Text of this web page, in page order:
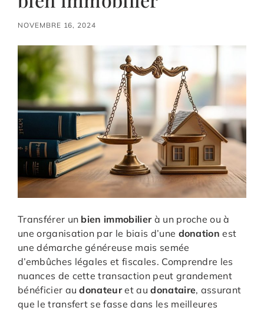
NOVEMBRE 16, 2024
Transférer un bien immobilierà un proche ou à
une organisation par le biais d’une donation est
une démarche généreuse mais semée
d’embûches légales et fiscales. Comprendre les
nuances de cette transaction peut grandement
bénéficier audonateuret audonataire, assurant
que le transfert se fasse dans les meilleures